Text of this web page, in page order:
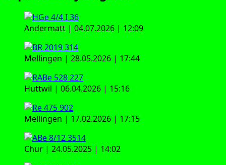
Andermatt | 04.07.2026 | 12:09
Mellingen | 28.05.2026 | 17:44
Huttwil | 06.04.2026 | 15:16
Mellingen | 17.02.2026 | 17:15
Chur | 24.05.2025 | 14:02